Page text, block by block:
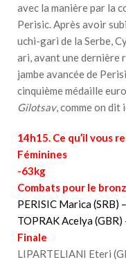
avec la manière par la
Perisic. Après avoir
uchi-gari de la Serbe,
ari, avant une dernière
jambe avancée de
cinquième médaille
Gilotsav, comme on dit
14h15. Ce qu’il vous
Féminines
-63kg
Combats pour le
PERISIC Marica (SRB)
TOPRAK Acelya
Finale
LIPARTELIANI Eteri